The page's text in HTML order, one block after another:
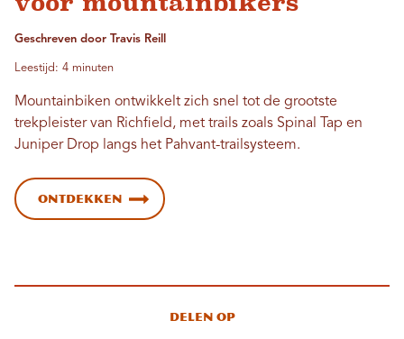
Geschreven door Travis Reill
Leestijd: 4 minuten
Mountainbiken ontwikkelt zich snel tot de grootste
trekpleister van Richfield, met trails zoals Spinal Tap en
Juniper Drop langs het Pahvant-trailsysteem.
Ontdekken
Delen op